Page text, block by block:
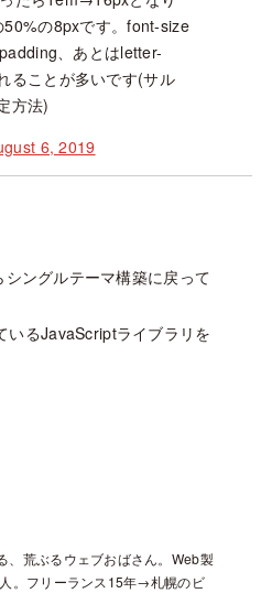
50%の8pxです。font-size
、あとはletter-
ることが多いです(サル
方法)
6, 2019
ングルテーマ構築に戻って
るJavaScriptライブラリを
、荒ぶるウェブおばさん。Web製
。フリーランス15年→札幌のビ